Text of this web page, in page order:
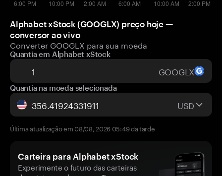
Alphabet xStock (GOOGLX) preço hoje —
conversor ao vivo
Converter GOOGLX para sua moeda
Quantia em Alphabet xStock
GOOGLX
Quantia na moeda selecionada
USD
Última atualização em 08/08, 2026 05:49 da tarde
Carteira para Alphabet xStock
Experimente o futuro das carteiras